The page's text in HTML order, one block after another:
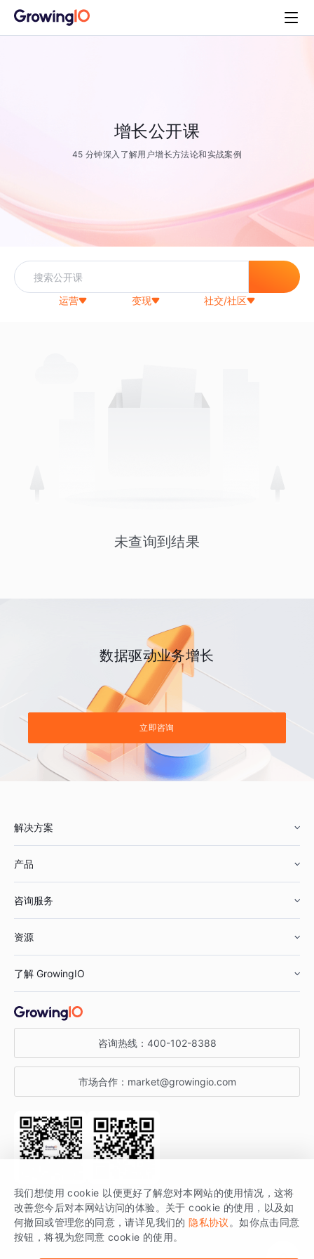
增长公开课
45 分钟深入了解用户增长方法论和实战案例
运营 变现 社交/社区
未查询到结果
数据驱动业务增长
立即咨询
解决方案
鞋服行业
汽车行业
金融行业
产品
智能运营
获客分析
咨询服务
资源
增长公开课
增长博客
开发者文档
SDK 文档
场景指南
了解 GrowingIO
关于 GrowingIO
增长大会
行业活动
咨询热线： 400-102-8388
市场合作： market@growingio.com
关注公众号 获取更多干货
GrowingIO 是专注于数据智能分析与增长的品牌，核心平台为 GrowingIO
分析云。
我们想使用 cookie 以便更好了解您对本网站的使用情况，这将
改善您今后对本网站访问的体验。关于 cookie 的使用，以及如
何撤回或管理您的同意，请详见我们的 隐私协议 。如你点击同意
按钮，将视为您同意 cookie 的使用。